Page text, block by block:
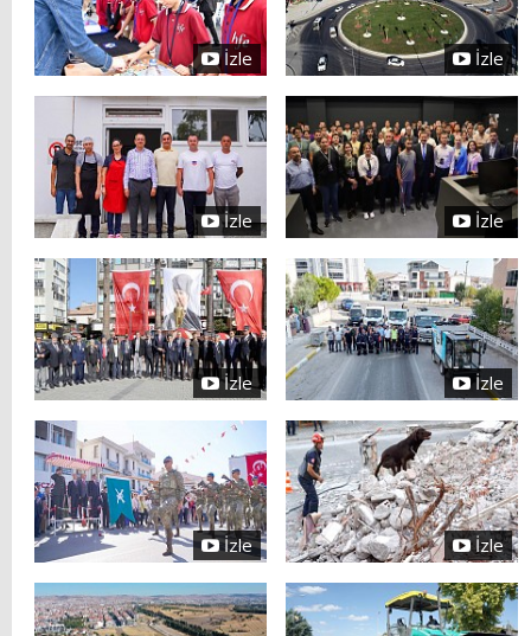
İzle İzle
İzle İzle
İzle İzle
İzle İzle